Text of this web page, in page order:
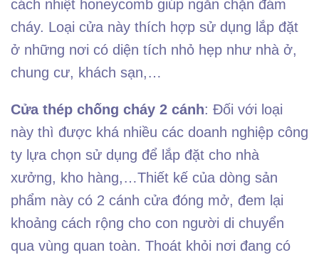
cách nhiệt honeycomb giúp ngăn chặn đám
cháy. Loại cửa này thích hợp sử dụng lắp đặt
ở những nơi có diện tích nhỏ hẹp như nhà ở,
chung cư, khách sạn,…
Cửa thép chống cháy 2 cánh: Đối với loại
này thì được khá nhiều các doanh nghiệp công
ty lựa chọn sử dụng để lắp đặt cho nhà
xưởng, kho hàng,…Thiết kế của dòng sản
phẩm này có 2 cánh cửa đóng mở, đem lại
khoảng cách rộng cho con người di chuyển
qua vùng quan toàn. Thoát khỏi nơi đang có